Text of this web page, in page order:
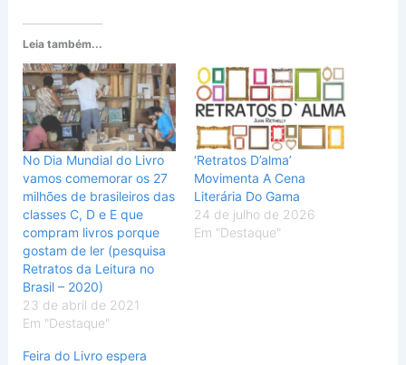
Leia também...
No Dia Mundial do Livro
vamos comemorar os 27
milhões de brasileiros das
classes C, D e E que
compram livros porque
gostam de ler (pesquisa
Retratos da Leitura no
Brasil – 2020)
23 de abril de 2021
Em "Destaque"
‘Retratos D’alma’
Movimenta A Cena
Literária Do Gama
24 de julho de 2026
Em "Destaque"
Feira do Livro espera